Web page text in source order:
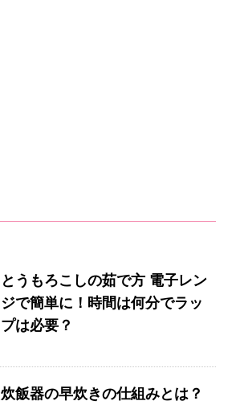
とうもろこしの茹で方 電子レン
ジで簡単に！時間は何分でラッ
プは必要？
炊飯器の早炊きの仕組みとは？